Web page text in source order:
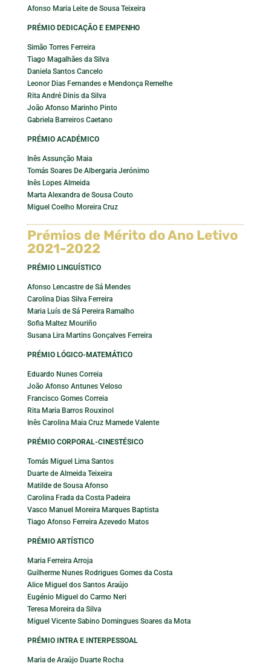
Afonso Maria Leite de Sousa Teixeira
PRÉMIO DEDICAÇÃO E EMPENHO
Simão Torres Ferreira
Tiago Magalhães da Silva
Daniela Santos Cancelo
Leonor Dias Fernandes e Mendonça Remelhe
Rita André Dinis da Silva
João Afonso Marinho Pinto
Gabriela Barreiros Caetano
PRÉMIO ACADÉMICO
Inês Assunção Maia
Tomás Soares De Albergaria Jerónimo
Inês Lopes Almeida
Marta Alexandra de Sousa Couto
Miguel Coelho Moreira Cruz
Prémios de Mérito do Ano Letivo
2021-2022
PRÉMIO LINGUÍSTICO
Afonso Lencastre de Sá Mendes
Carolina Dias Silva Ferreira
Maria Luís de Sá Pereira Ramalho
Sofia Maltez Mouriño
Susana Lira Martins Gonçalves Ferreira
PRÉMIO LÓGICO-MATEMÁTICO
Eduardo Nunes Correia
João Afonso Antunes Veloso
Francisco Gomes Correia
Rita Maria Barros Rouxinol
Inês Carolina Maia Cruz Mamede Valente
PRÉMIO CORPORAL-CINESTÉSICO
Tomás Miguel Lima Santos
Duarte de Almeida Teixeira
Matilde de Sousa Afonso
Carolina Frada da Costa Padeira
Vasco Manuel Moreira Marques Baptista
Tiago Afonso Ferreira Azevedo Matos
PRÉMIO ARTÍSTICO
Maria Ferreira Arroja
Guilherme Nunes Rodrigues Gomes da Costa
Alice Miguel dos Santos Araújo
Eugénio Miguel do Carmo Neri
Teresa Moreira da Silva
Miguel Vicente Sabino Domingues Soares da Mota
PRÉMIO INTRA E INTERPESSOAL
Maria de Araújo Duarte Rocha